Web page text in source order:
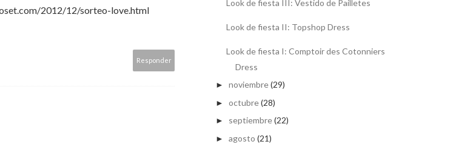
2012/12/sorteo-love.html
Responder
Look de fiesta III: Vestido de Pailletes
Look de fiesta II: Topshop Dress
Look de fiesta I: Comptoir des Cotonniers
Dress
► noviembre(29)
► octubre(28)
► septiembre(22)
► agosto (21)